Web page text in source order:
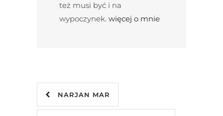
też musi być i na
wypoczynek. więcej o mnie
NARJAN MAR